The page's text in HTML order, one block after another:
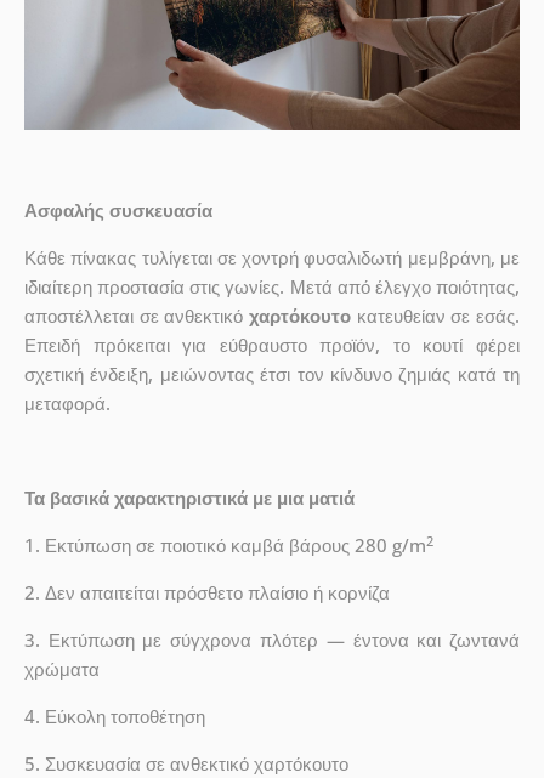
Ασφαλής συσκευασία
Κάθε πίνακας τυλίγεται σε χοντρή φυσαλιδωτή μεμβράνη, με
ιδιαίτερη προστασία στις γωνίες. Μετά από έλεγχο ποιότητας,
αποστέλλεται σε ανθεκτικό χαρτόκουτο κατευθείαν σε εσάς.
Επειδή πρόκειται για εύθραυστο προϊόν, το κουτί φέρει
σχετική ένδειξη, μειώνοντας έτσι τον κίνδυνο ζημιάς κατά τη
μεταφορά.
Τα βασικά χαρακτηριστικά με μια ματιά
1. Εκτύπωση σε ποιοτικό καμβά βάρους 280 g/m2
2. Δεν απαιτείται πρόσθετο πλαίσιο ή κορνίζα
3. Εκτύπωση με σύγχρονα πλότερ — έντονα και ζωντανά
χρώματα
4. Εύκολη τοποθέτηση
5. Συσκευασία σε ανθεκτικό χαρτόκουτο